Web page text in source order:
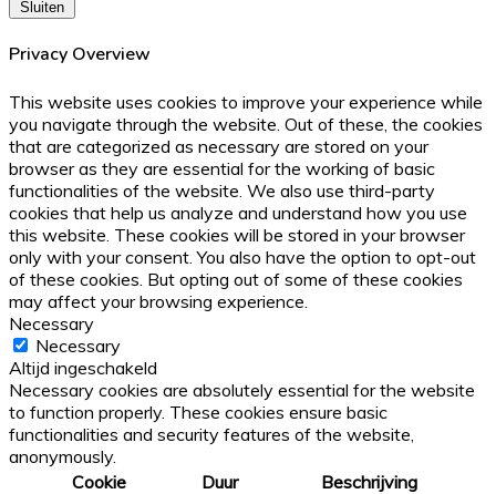
Sluiten
Privacy Overview
This website uses cookies to improve your experience while
you navigate through the website. Out of these, the cookies
that are categorized as necessary are stored on your
browser as they are essential for the working of basic
functionalities of the website. We also use third-party
cookies that help us analyze and understand how you use
this website. These cookies will be stored in your browser
only with your consent. You also have the option to opt-out
of these cookies. But opting out of some of these cookies
may affect your browsing experience.
Necessary
Necessary
Altijd ingeschakeld
Necessary cookies are absolutely essential for the website
to function properly. These cookies ensure basic
functionalities and security features of the website,
anonymously.
Cookie
Duur Beschrijving